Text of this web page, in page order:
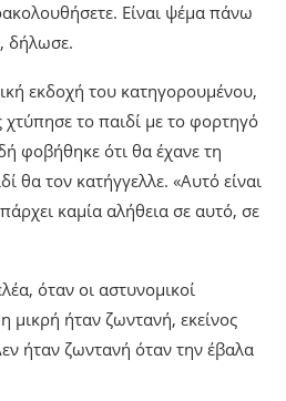
Είναι ψέμα πάνω
δήλωσε.
εκδοχή του κατηγορουμένου,
χτύπησε το παιδί με το φορτηγό
φοβήθηκε ότι θα έχανε τη
θα τον κατήγγελλε. «Αυτό είναι
καμία αλήθεια σε αυτό, σε
όταν οι αστυνομικοί
μικρή ήταν ζωντανή, εκείνος
ήταν ζωντανή όταν την έβαλα